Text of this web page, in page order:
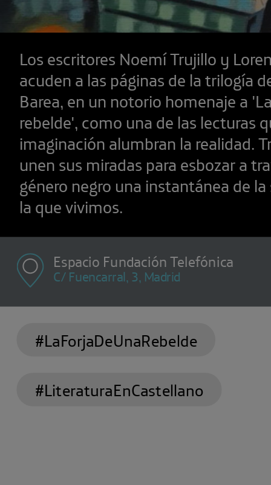
Los escritores Noemí Trujillo y
acuden a las páginas de la trilogía
Barea, en un notorio homenaje a
rebelde', como una de las lecturas
imaginación alumbran la realidad.
unen sus miradas para esbozar a
género negro una instantánea de
la que vivimos.
Espacio Fundación Telefónica
C/ Fuencarral, 3, Madrid
#LaForjaDeUnaRebelde
#LiteraturaEnCastellano